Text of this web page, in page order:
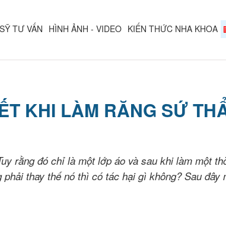
TƯ VẤN HÌNH ẢNH - VIDEO KIẾN THỨC NHA KHOA
KHI LÀM RĂNG SỨ
rằng đó chỉ là một lớp áo và sau khi làm một
thay thế nó thì có tác hại gì không? Sau đây